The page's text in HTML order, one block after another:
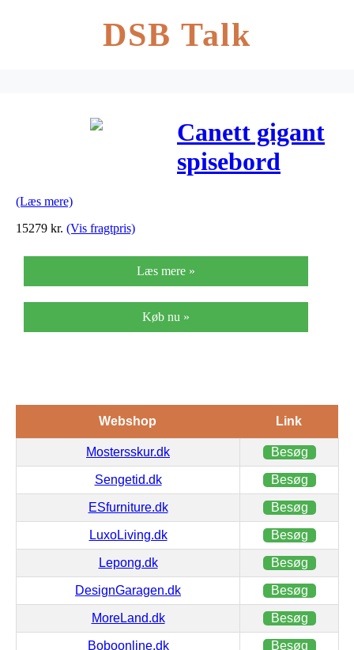
DSB Talk
Canett gigant
spisebord
(Læs mere)
15279 kr. (Vis fragtpris)
Læs mere »
Køb nu »
Webshop Link
Mostersskur.dk Besøg
Sengetid.dk Besøg
ESfurniture.dk Besøg
LuxoLiving.dk Besøg
Lepong.dk Besøg
DesignGaragen.dk Besøg
MoreLand.dk Besøg
Boboonline.dk Besøg